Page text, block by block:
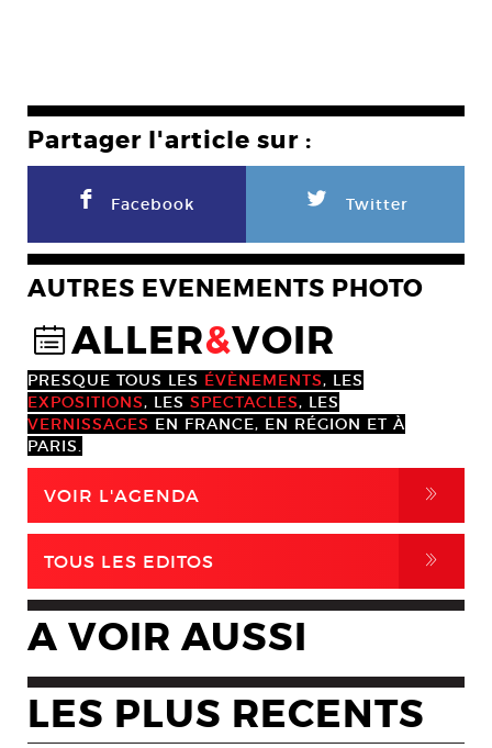
Partager l'article sur :
F Facebook L Twitter
AUTRES EVENEMENTS PHOTO
@ALLER&VOIR
PRESQUE TOUS LES ÉVÈNEMENTS, LES
EXPOSITIONS, LES SPECTACLES, LES
VERNISSAGES EN FRANCE, EN RÉGION ET À
PARIS.
VOIR L'AGENDA ,
TOUS LES EDITOS ,
A VOIR AUSSI
LES PLUS RECENTS